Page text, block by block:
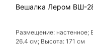
Вешалка Лером ВШ-
Размещение: настенное;
26.4 см; Высота: 171 см